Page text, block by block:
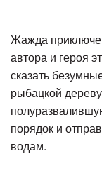
Жажда
автора и героя
сказать
рыбацкой
порядок и
водам.